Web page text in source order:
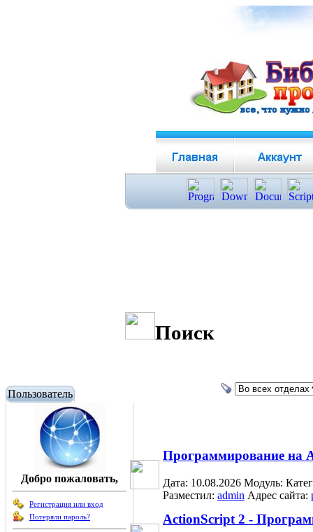
Пользователь
Добро пожаловать,
Регистрация или вход
Потеряли пароль?
Поиск
Программирование на
Дата: 10.08.2026 Модуль:
Разместил: admin Адрес сайта:
ActionScript 2 -